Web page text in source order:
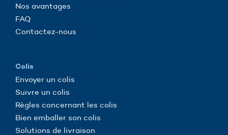
Nos avantages
FAQ
Contactez-nous
Colis
Envoyer un colis
Suivre un colis
Règles concernant les colis
Bien emballer son colis
Solutions de livraison